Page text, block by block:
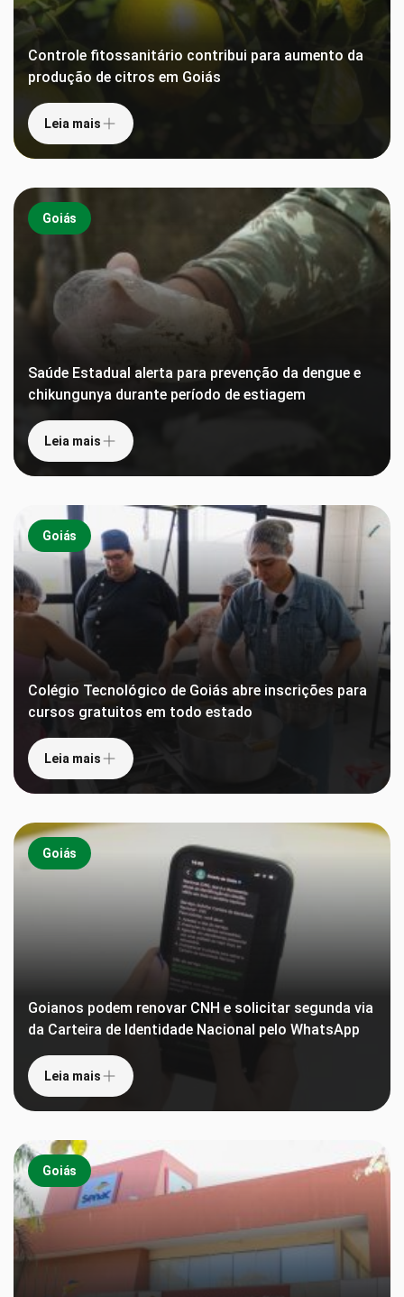
Controle fitossanitário contribui para aumento da
produção de citros em Goiás
Leia mais
Goiás
Saúde Estadual alerta para prevenção da dengue e
chikungunya durante período de estiagem
Leia mais
Goiás
Colégio Tecnológico de Goiás abre inscrições para
cursos gratuitos em todo estado
Leia mais
Goiás
Goianos podem renovar CNH e solicitar segunda via
da Carteira de Identidade Nacional pelo WhatsApp
Leia mais
Goiás